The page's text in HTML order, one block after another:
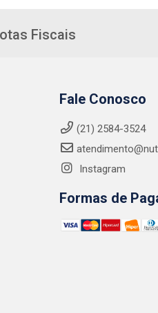
Fiscais
Fale Conosco
(21) 2584-3524
Instagram
Formas de